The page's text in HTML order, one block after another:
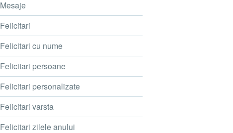
Mesaje
Felicitari
Felicitari cu nume
Felicitari persoane
Felicitari personalizate
Felicitari varsta
Felicitari zilele anului